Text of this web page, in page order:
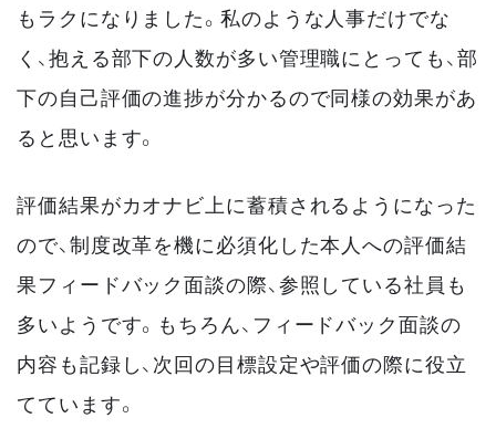
もラクになりました。私のような人事だけでな
く、抱える部下の人数が多い管理職にとっても、部
下の自己評価の進捗が分かるので同様の効果があ
ると思います。
評価結果がカオナビ上に蓄積されるようになった
ので、制度改革を機に必須化した本人への評価結
果フィードバック面談の際、参照している社員も
多いようです。もちろん、フィードバック面談の
内容も記録し、次回の目標設定や評価の際に役立
てています。